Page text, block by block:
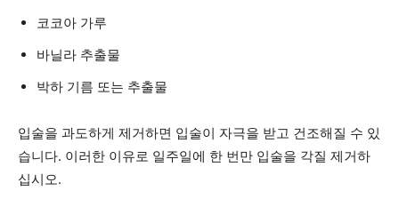
코코아 가루
바닐라 추출물
박하 기름 또는 추출물
입술을 과도하게 제거하면 입술이 자극을 받고 건조해질 수 있
습니다. 이러한 이유로 일주일에 한 번만 입술을 각질 제거하
십시오.